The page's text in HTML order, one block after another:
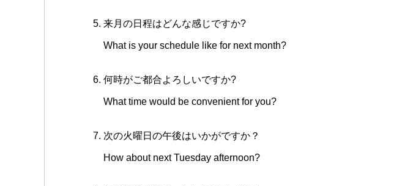
来月の日程はどんな感じですか?
What is your schedule like for next month?
何時がご都合よろしいですか?
What time would be convenient for you?
次の火曜日の午後はいかがですか？
How about next Tuesday afternoon?